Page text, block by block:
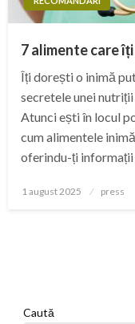
7 alimente care
Îți dorești o inimă
secretele unei
Atunci ești în locul
cum alimentele
oferindu-ți
Posted
1 august 2025 press
Caută